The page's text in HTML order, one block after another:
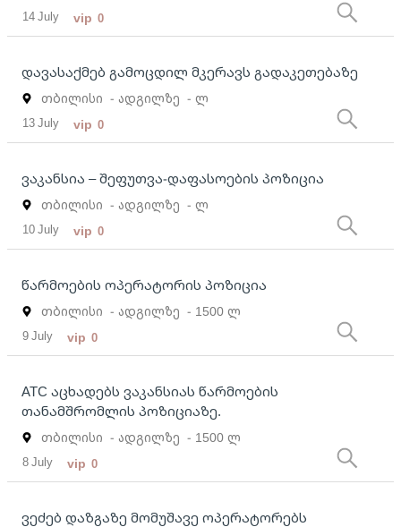
14 July vip 0
დავასაქმებ გამოცდილ მკერავს გადაკეთებაზე
თბილისი - ადგილზე - ლ
13 July vip 0
ვაკანსია – შეფუთვა-დაფასოების პოზიცია
თბილისი - ადგილზე - ლ
10 July vip 0
წარმოების ოპერატორის პოზიცია
თბილისი - ადგილზე - 1500 ლ
9 July vip 0
ATC აცხადებს ვაკანსიას წარმოების
თანამშრომლის პოზიციაზე.
თბილისი - ადგილზე - 1500 ლ
8 July vip 0
ვეძებ დაზგაზე მომუშავე ოპერატორებს